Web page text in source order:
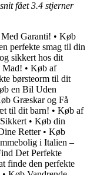
fået3.4 stjerner
Garanti! • Køb
perfekte smag til din
sikkert hos dit
Mad! • Køb af
børsteorm til dit
en Bil Uden
Græskar og Få
til dit barn! • Køb af
• Køb din
Retter• Køb
i Italien –
Det Perfekte
finde den perfekte